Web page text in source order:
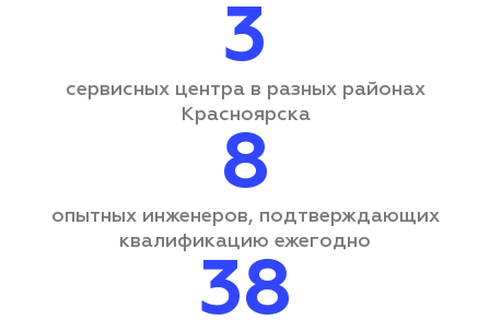
3
сервисных центра в разных районах
Красноярска
8
опытных инженеров, подтверждающих
квалификацию ежегодно
38